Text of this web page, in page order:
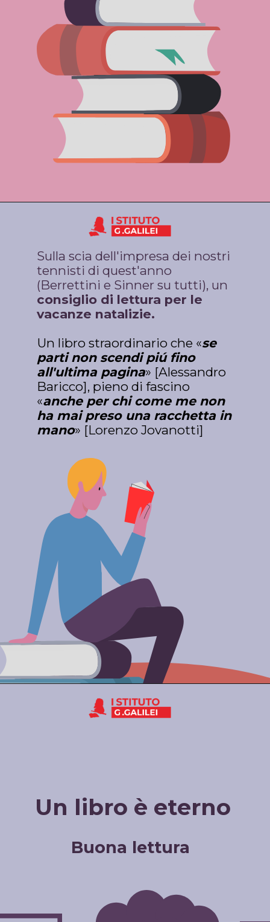
Sulla scia dell'impresa dei nostri
tennisti di quest'anno
consiglio di lettura per le
vacanze natalizie.
Un libro straordinario che «se
parti non scendi piú fino
all'ultima pagina» [Alessandro
Baricco], pieno di fascino
«anche per chi come me non
ha mai preso una racchetta in
mano» [Lorenzo Jovanotti]
Buona lettura
Un libro è eterno